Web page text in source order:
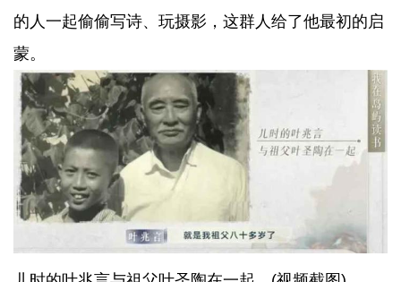
的人一起偷偷写诗、玩摄影，这群人给了他最初的启
蒙。